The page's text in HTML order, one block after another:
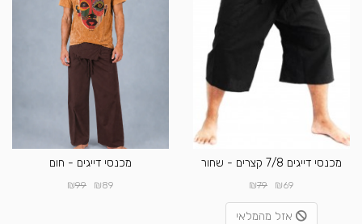
מכנסי דייגים 7/8 קצרים - שחור
₪69
₪79
אזל מהמלאי
מכנסי דייגים - חום
₪89
₪99